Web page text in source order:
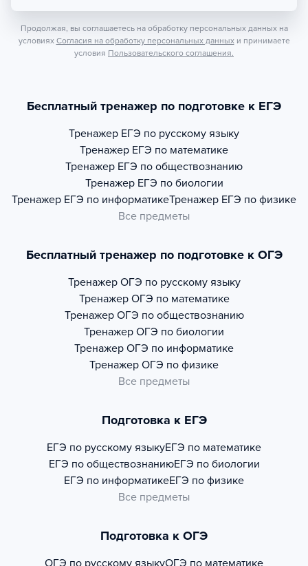
Продолжая, вы соглашаетесь на обработку персональных данных на
условиях Согласия на обработку персональных данных и принимаете
условия Пользовательского соглашения.
Бесплатный тренажер по подготовке к ЕГЭ
Тренажер ЕГЭ по русскому языку
Тренажер ЕГЭ по математике
Тренажер ЕГЭ по обществознанию
Тренажер ЕГЭ по биологии
Тренажер ЕГЭ по информатикеТренажер ЕГЭ по физике
Все предметы
Бесплатный тренажер по подготовке к ОГЭ
Тренажер ОГЭ по русскому языку
Тренажер ОГЭ по математике
Тренажер ОГЭ по обществознанию
Тренажер ОГЭ по биологии
Тренажер ОГЭ по информатике
Тренажер ОГЭ по физике
Все предметы
Подготовка к ЕГЭ
ЕГЭ по русскому языкуЕГЭ по математике
ЕГЭ по обществознаниюЕГЭ по биологии
ЕГЭ по информатикеЕГЭ по физике
Все предметы
Подготовка к ОГЭ
ОГЭ по русскому языкуОГЭ по математике